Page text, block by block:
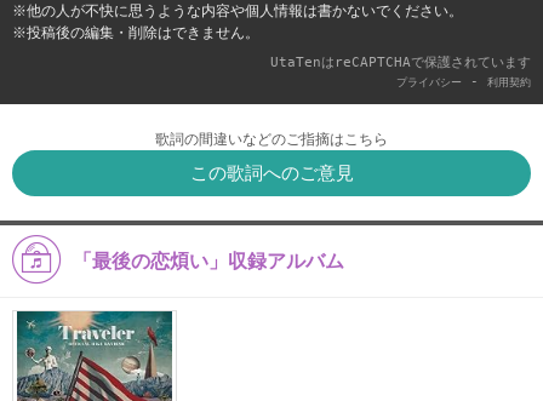
※他の人が不快に思うような内容や個人情報は書かないでください。
※投稿後の編集・削除はできません。
UtaTenはreCAPTCHAで保護されています
プライバシー - 利用契約
歌詞の間違いなどのご指摘はこちら
この歌詞へのご意見
「最後の恋煩い」収録アルバム